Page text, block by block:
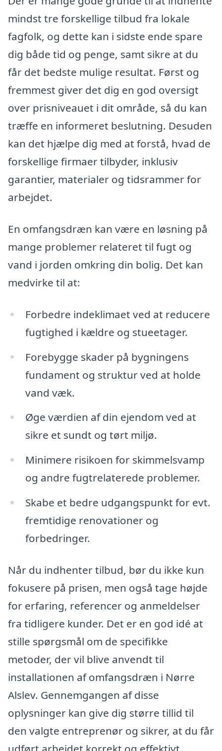
mindst tre forskellige tilbud fra lokale
fagfolk, og dette kan i sidste ende spare
dig både tid og penge, samt sikre at du
får det bedste mulige resultat. Først og
fremmest giver det dig en god oversigt
over prisniveauet i dit område, så du kan
træffe en informeret beslutning. Desuden
kan det hjælpe dig med at forstå, hvad de
forskellige firmaer tilbyder, inklusiv
garantier, materialer og tidsrammer for
arbejdet.
En omfangsdræn kan være en løsning på
mange problemer relateret til fugt og
vand i jorden omkring din bolig. Det kan
medvirke til at:
Forbedre indeklimaet ved at reducere
fugtighed i kældre og stueetager.
Forebygge skader på bygningens
fundament og struktur ved at holde
vand væk.
Øge værdien af din ejendom ved at
sikre et sundt og tørt miljø.
Minimere risikoen for skimmelsvamp
og andre fugtrelaterede problemer.
Skabe et bedre udgangspunkt for evt.
fremtidige renovationer og
forbedringer.
Når du indhenter tilbud, bør du ikke kun
fokusere på prisen, men også tage højde
for erfaring, referencer og anmeldelser
fra tidligere kunder. Det er en god idé at
stille spørgsmål om de specifikke
metoder, der vil blive anvendt til
installationen af omfangsdræn i Nørre
Alslev. Gennemgangen af disse
oplysninger kan give dig større tillid til
den valgte entreprenør og sikrer, at du får